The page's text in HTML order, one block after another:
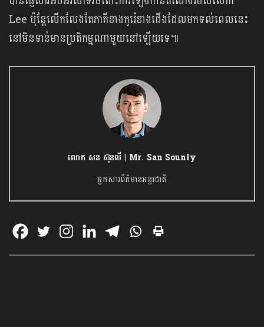
Lee ប៉ុន្តែលើកលែងតែភាគីខាងកូរ៉េខាងជើងដែលមកទល់ពេលនេះ
នៅមិនទាន់មានប្រតិកម្មណាមួយនៅឡើយទេ៕
លោក សន ស៊ុនលី | Mr. San Sounly
អ្នកសារព័ត៌មានអន្តរជាតិ